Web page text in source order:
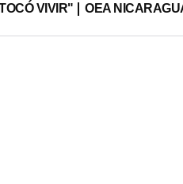
VIVIR" OEA